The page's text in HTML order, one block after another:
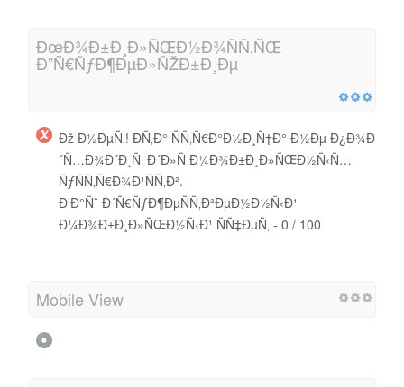
ÐœÐ¾Ð±Ð¸Ð»ÑŒÐ½Ð¾ÑÑ‚ÑŒ
Ð”Ñ€ÑƒÐ¶ÐµÐ»ÑŽÐ±Ð¸Ðµ
Ðž Ð½ÐµÑ‚! Ð­Ñ‚Ð° ÑÑ‚Ñ€Ð°Ð½Ð¸Ñ†Ð° Ð½Ðµ Ð¿Ð¾Ð
´Ñ…Ð¾Ð´Ð¸Ñ‚ Ð´Ð»Ñ Ð¼Ð¾Ð±Ð¸Ð»ÑŒÐ½Ñ‹Ñ…
ÑƒÑÑ‚Ñ€Ð¾Ð¹ÑÑ‚Ð².
Ð’Ð°Ñˆ Ð´Ñ€ÑƒÐ¶ÐµÑÑ‚Ð²ÐµÐ½Ð½Ñ‹Ð¹
Ð¼Ð¾Ð±Ð¸Ð»ÑŒÐ½Ñ‹Ð¹ ÑÑ‡ÐµÑ‚ - 0 / 100
Mobile View